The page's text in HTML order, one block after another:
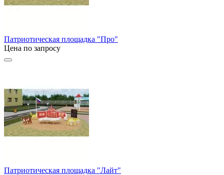
Патриотическая площадка "Про"
Цена по запросу
Патриотическая площадка "Лайт"